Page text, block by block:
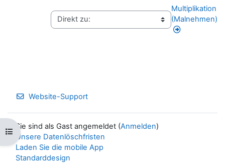
Kursindex öffnen
Multiplikation
(Malnehmen)
Website-Support
Sie sind als Gast angemeldet (Anmelden)
Unsere Datenlöschfristen
Laden Sie die mobile App
Standarddesign